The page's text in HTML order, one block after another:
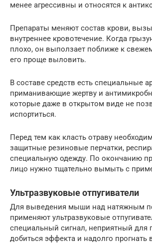
менее агрессивны и относятся к
Препараты меняют состав крови,
внутреннее кровотечение. Когда
плохо, он выползает поближе к
его проще выловить.
В составе средств есть специальные
приманивающие жертву и
которые даже в открытом виде не
испортиться.
Перед тем как класть отраву
защитные резиновые перчатки,
специальную одежду. По окончанию
лицо нужно тщательно вымыть с
Ультразвуковые отпугиватели
Для выведения мыши над натяжным
применяют ультразвуковые
специальный сигнал, неприятный для
добиться эффекта и надолго прогнать